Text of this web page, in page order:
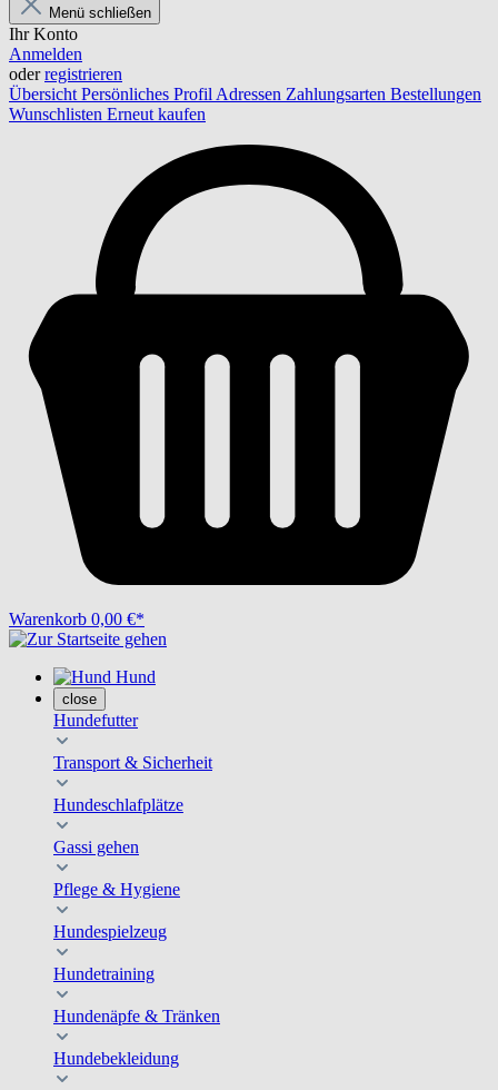
Menü schließen
Ihr Konto
Anmelden
oderregistrieren
Übersicht Persönliches Profil Adressen Zahlungsarten Bestellungen
Wunschlisten Erneut kaufen
Warenkorb 0,00 €*
Hund
close
Hundefutter
Transport & Sicherheit
Hundeschlafplätze
Gassi gehen
Pflege & Hygiene
Hundespielzeug
Hundetraining
Hundenäpfe & Tränken
Hundebekleidung